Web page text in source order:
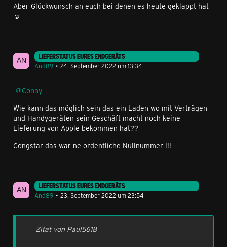
Aber Glückwunsch an euch bei denen es heute geklappt hat
☺️
LIEFERSTATUS EURES ENDGERÄTS
And89
24. September 2022 um 13:34
Conny
Wie kann das möglich sein das ein Laden wo mit Verträgen
und Handygeräten sein Geschäft macht noch keine
Lieferung von Apple bekommen hat??
Congstar das war ne ordentliche Nullnummer !!!
LIEFERSTATUS EURES ENDGERÄTS
And89
23. September 2022 um 23:54
Zitat von Paul5618